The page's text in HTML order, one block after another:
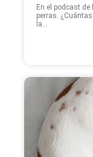
En el podcast
perras.
la...